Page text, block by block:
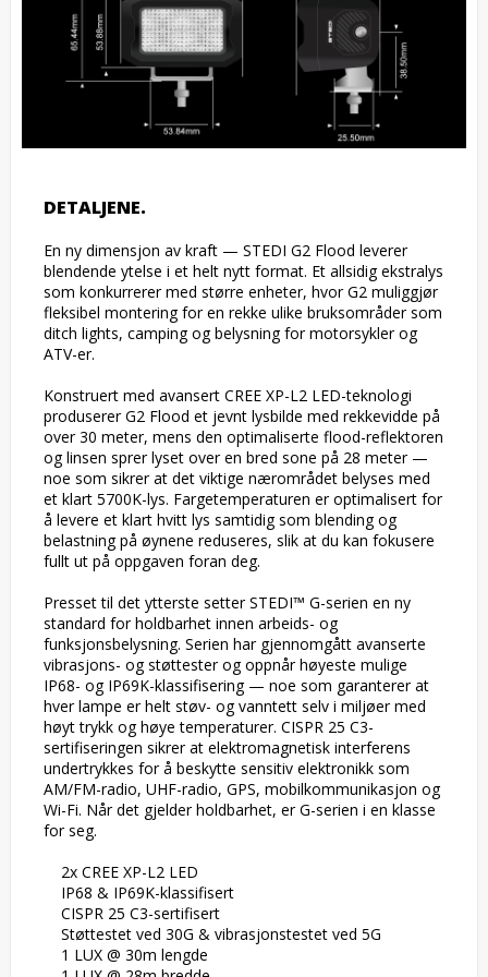
DETALJENE.
En ny dimensjon av kraft — STEDI G2 Flood leverer
blendende ytelse i et helt nytt format. Et allsidig ekstralys
som konkurrerer med større enheter, hvor G2 muliggjør
fleksibel montering for en rekke ulike bruksområder som
ditch lights, camping og belysning for motorsykler og
ATV-er.
Konstruert med avansert CREE XP-L2 LED-teknologi
produserer G2 Flood et jevnt lysbilde med rekkevidde på
over 30 meter, mens den optimaliserte flood-reflektoren
og linsen sprer lyset over en bred sone på 28 meter —
noe som sikrer at det viktige nærområdet belyses med
et klart 5700K-lys. Fargetemperaturen er optimalisert for
å levere et klart hvitt lys samtidig som blending og
belastning på øynene reduseres, slik at du kan fokusere
fullt ut på oppgaven foran deg.
Presset til det ytterste setter STEDI™ G-serien en ny
standard for holdbarhet innen arbeids- og
funksjonsbelysning. Serien har gjennomgått avanserte
vibrasjons- og støttester og oppnår høyeste mulige
IP68- og IP69K-klassifisering — noe som garanterer at
hver lampe er helt støv- og vanntett selv i miljøer med
høyt trykk og høye temperaturer. CISPR 25 C3-
sertifiseringen sikrer at elektromagnetisk interferens
undertrykkes for å beskytte sensitiv elektronikk som
AM/FM-radio, UHF-radio, GPS, mobilkommunikasjon og
Wi-Fi. Når det gjelder holdbarhet, er G-serien i en klasse
for seg.